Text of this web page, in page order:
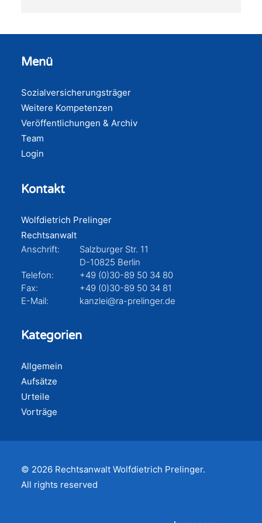
Menü
Sozialversicherungsträger
Weitere Kompetenzen
Veröffentlichungen & Archiv
Team
Login
Kontakt
Wolfdietrich Prelinger
Rechtsanwalt
Anschrift:
Salzburger Str. 11
D-10825 Berlin
Telefon:
+49 (0)30-89 50 34 80
Fax:
+49 (0)30-89 50 34 81
E-Mail:
kanzlei@ra-prelinger.de
Kategorien
Allgemein
Aufsätze
Urteile
Vorträge
© 2026 Rechtsanwalt Wolfdietrich Prelinger.
All rights reserved